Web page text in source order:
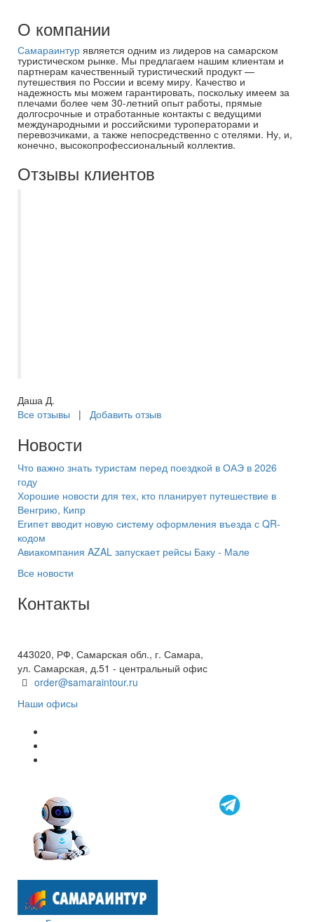
О компании
Самараинтур является одним из лидеров на самарском
туристическом рынке. Мы предлагаем нашим клиентам и
партнерам качественный туристический продукт —
путешествия по России и всему миру. Качество и
надежность мы можем гарантировать, поскольку имеем за
плечами более чем 30-летний опыт работы, прямые
долгосрочные и отработанные контакты с ведущими
международными и российскими туроператорами и
перевозчиками, а также непосредственно с отелями. Ну, и,
конечно, высокопрофессиональный коллектив.
Отзывы клиентов
Даша Д.
Все отзывы | Добавить отзыв
Новости
Что важно знать туристам перед поездкой в ОАЭ в 2026
году
Хорошие новости для тех, кто планирует путешествие в
Венгрию, Кипр
Египет вводит новую систему оформления въезда с QR-
кодом
Авиакомпания AZAL запускает рейсы Баку - Мале
Все новости
Контакты
443020, РФ, Самарская обл., г. Самара,
ул. Самарская, д.51 - центральный офис
order@samaraintour.ru
Наши офисы